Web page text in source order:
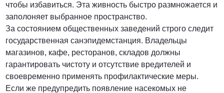
чтобы избавиться. Эта живность быстро размножается и
заполоняет выбранное пространство.
За состоянием общественных заведений строго следит
государственная санэпидемстанция. Владельцы
магазинов, кафе, ресторанов, складов должны
гарантировать чистоту и отсутствие вредителей и
своевременно применять профилактические меры.
Если же предупредить появление насекомых не